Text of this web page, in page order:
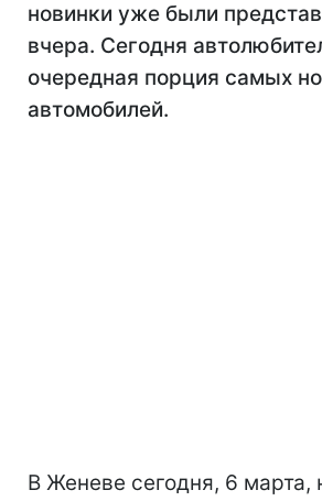
новинки уже были
вчера. Сегодня
очередная порция самых
автомобилей.
В Женеве сегодня, 6 марта,